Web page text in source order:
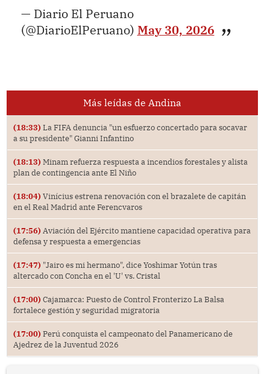
— Diario El Peruano
(@DiarioElPeruano) May 30, 2026
Más leídas de Andina
(18:33) La FIFA denuncia "un esfuerzo concertado para socavar
a su presidente" Gianni Infantino
(18:13) Minam refuerza respuesta a incendios forestales y alista
plan de contingencia ante El Niño
(18:04) Vinícius estrena renovación con el brazalete de capitán
en el Real Madrid ante Ferencvaros
(17:56) Aviación del Ejército mantiene capacidad operativa para
defensa y respuesta a emergencias
(17:47) "Jairo es mi hermano", dice Yoshimar Yotún tras
altercado con Concha en el 'U' vs. Cristal
(17:00) Cajamarca: Puesto de Control Fronterizo La Balsa
fortalece gestión y seguridad migratoria
(17:00) Perú conquista el campeonato del Panamericano de
Ajedrez de la Juventud 2026